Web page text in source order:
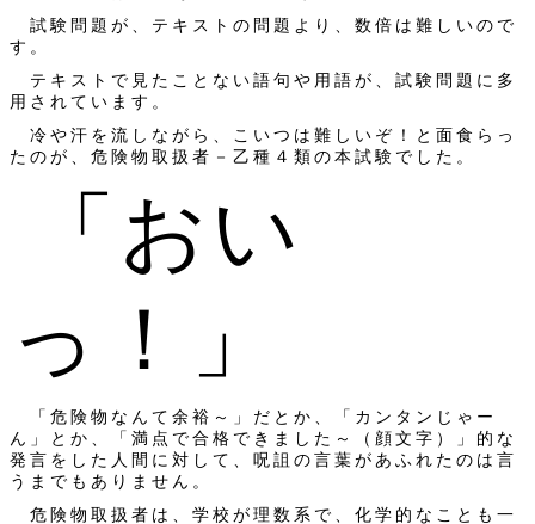
試験問題が、テキストの問題より、数倍は難しいので
す。
テキストで見たことない語句や用語が、試験問題に多
用されています。
冷や汗を流しながら、こいつは難しいぞ！と面食らっ
たのが、危険物取扱者－乙種４類の本試験でした。
「おい
っ！」
「危険物なんて余裕～」だとか、「カンタンじゃー
ん」とか、「満点で合格できました～（顔文字）」的な
発言をした人間に対して、呪詛の言葉があふれたのは言
うまでもありません。
危険物取扱者は、学校が理数系で、化学的なことも一